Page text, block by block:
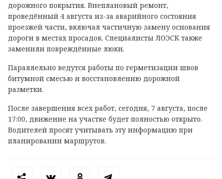
дорожного покрытия. Внеплановый ремонт,
проведённый 4 августа из-за аварийного состояния
проезжей части, включал частичную замену основания
дороги в местах просадок. Специалисты ЛОЭСК также
заменили повреждённые люки.
Параллельно ведутся работы по герметизации швов
битумной смесью и восстановлению дорожной
разметки.
После завершения всех работ, сегодня, 7 августа, после
17:00, движение на участке будет полностью открыто.
Водителей просят учитывать эту информацию при
планировании маршрутов.